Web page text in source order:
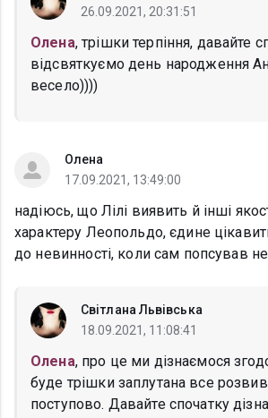
26.09.2021, 20:31:51
Олена, трішки терпіння, давайте
відсвяткуємо день народження
весело))))
Олена
17.09.2021, 13:49:00
надіюсь, що Лілі виявить й інші
характеру Леопольдо, єдине
до невинності, коли сам попсував
Світлана Львівська
18.09.2021, 11:08:41
Олена, про це ми дізнаємося
буде трішки заплутана все
поступово. Давайте спочатку